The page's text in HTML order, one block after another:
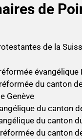
de
de la
évangélique
du canton
Genève
du canton
du canton
du canton